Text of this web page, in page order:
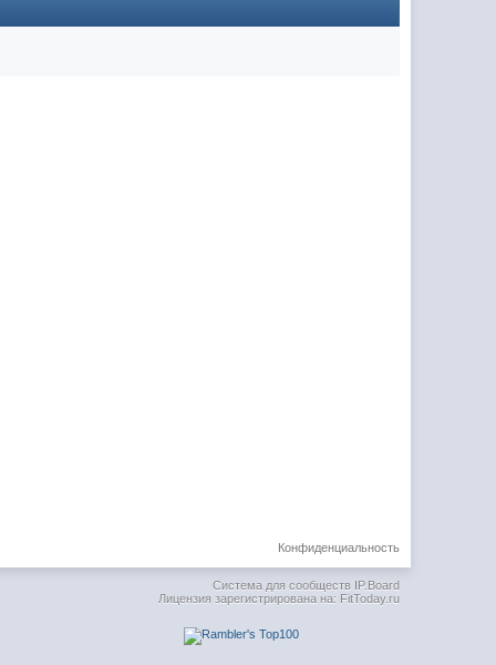
Конфиденциальность
Система для сообществ IP.Board
Лицензия зарегистрирована на: FitToday.ru